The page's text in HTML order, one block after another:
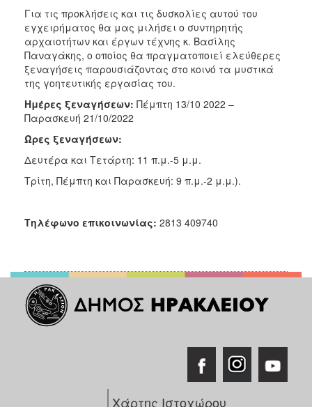
Για τις προκλήσεις και τις δυσκολίες αυτού του
εγχειρήματος θα μας μιλήσει ο συντηρητής
αρχαιοτήτων και έργων τέχνης κ. Βασίλης
Παναγάκης, ο οποίος θα πραγματοποιεί ελεύθερες
ξεναγήσεις παρουσιάζοντας στο κοινό τα μυστικά
της γοητευτικής εργασίας του.
Ημέρες ξεναγήσεων: Πέμπτη 13/10 2022 ‒
Παρασκευή 21/10/2022
Ώρες ξεναγήσεων:
Δευτέρα και Τετάρτη: 11 π.μ.-5 μ.μ.
Τρίτη, Πέμπτη και Παρασκευή: 9 π.μ.-2 μ.μ.).
Τηλέφωνο επικοινωνίας: 2813 409740
Χάρτης Ιστοχώρου